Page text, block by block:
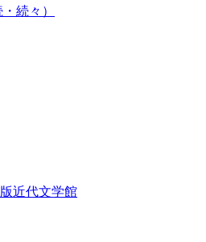
続々）
近代文学館